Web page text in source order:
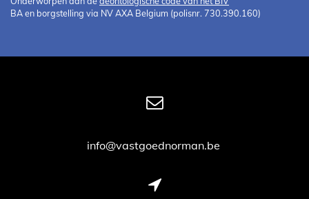
BIV België 508.292 | Ondernemingsnummer BTW-BE 0446.969.664
1000 Brussel